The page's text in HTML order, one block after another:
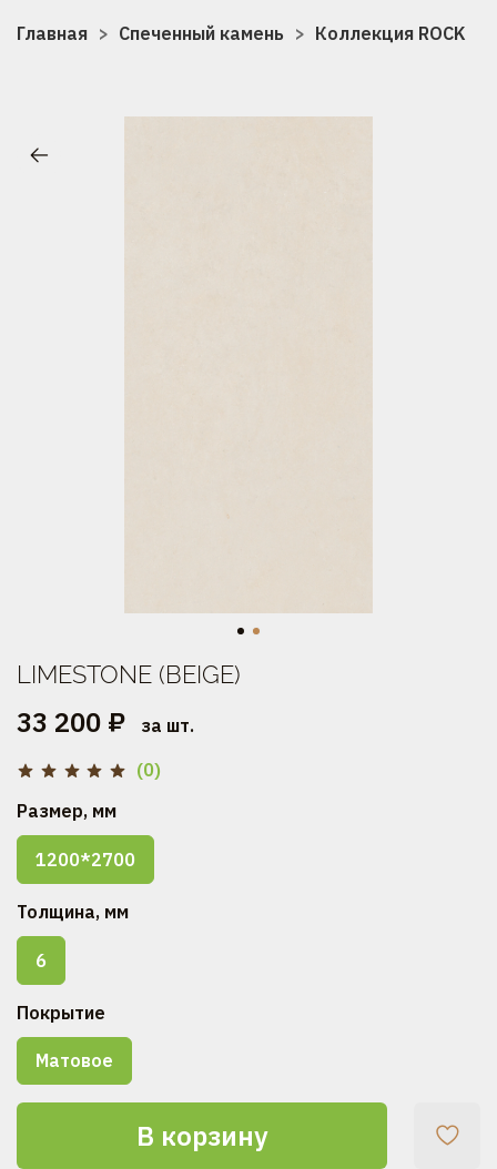
Главная Спеченный камень Коллекция ROCK
(0)
LIMESTONE (BEIGE)
33 200 ₽ за шт.
В корзину
Размер, мм
1200*2700
Толщина, мм
6
Покрытие
Матовое